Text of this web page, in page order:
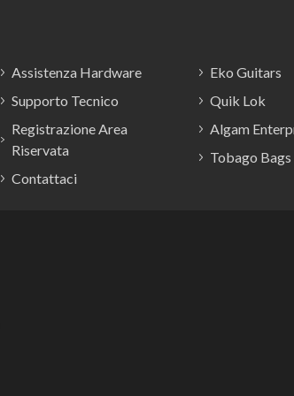
Assistenza Hardware
Supporto Tecnico
Registrazione Area
Riservata
Contattaci
Eko Guitars
Quik Lok
Algam
Tobago Bags